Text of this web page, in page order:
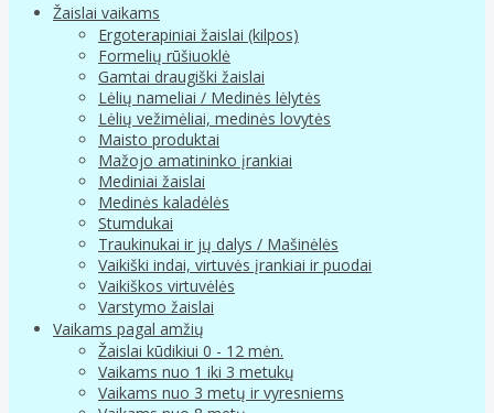
Žaislai vaikams
Ergoterapiniai žaislai (kilpos)
Formelių rūšiuoklė
Gamtai draugiški žaislai
Lėlių nameliai / Medinės lėlytės
Lėlių vežimėliai, medinės lovytės
Maisto produktai
Mažojo amatininko įrankiai
Mediniai žaislai
Medinės kaladėlės
Stumdukai
Traukinukai ir jų dalys / Mašinėlės
Vaikiški indai, virtuvės įrankiai ir puodai
Vaikiškos virtuvėlės
Varstymo žaislai
Vaikams pagal amžių
Žaislai kūdikiui 0 - 12 mėn.
Vaikams nuo 1 iki 3 metukų
Vaikams nuo 3 metų ir vyresniems